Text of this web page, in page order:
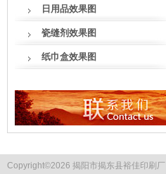
日用品效果图
瓷缝剂效果图
纸巾盒效果图
Copyright©2026 揭阳市揭东县裕佳印刷厂